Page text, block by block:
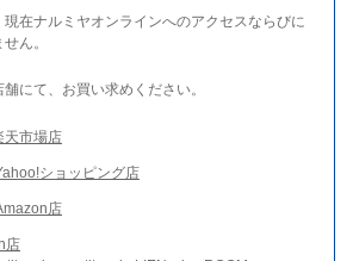
在ナルミヤオンラインへのアクセスならびに
ん。
にて、お買い求めください。
天市場店
ショッピング店
店
店